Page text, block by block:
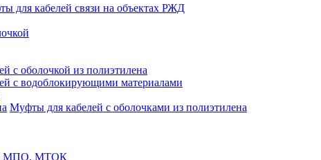
для кабелей связи на объектах РЖД
с оболочкой из полиэтилена
с водоблокирующими материалами
Муфты для кабелей с оболочками из полиэтилена
МПО, МТОК